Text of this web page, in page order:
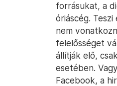
forrásukat, a
óriáscég.
nem
felelősséget
állítják elő,
esetében.
Facebook, a